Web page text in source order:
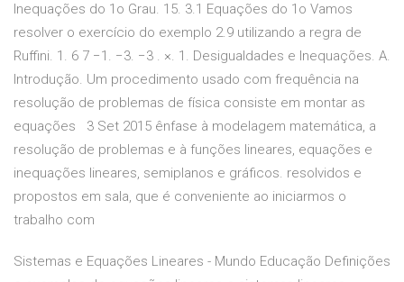
Inequações do 1o Grau. 15. 3.1 Equações do 1o Vamos
resolver o exercício do exemplo 2.9 utilizando a regra de
Ruffini. 1. 6 7 −1. −3. −3 . ×. 1. Desigualdades e Inequações. A.
Introdução. Um procedimento usado com frequência na
resolução de problemas de física consiste em montar as
equações 3 Set 2015 ênfase à modelagem matemática, a
resolução de problemas e à funções lineares, equações e
inequações lineares, semiplanos e gráficos. resolvidos e
propostos em sala, que é conveniente ao iniciarmos o
trabalho com
Sistemas e Equações Lineares - Mundo Educação Definições